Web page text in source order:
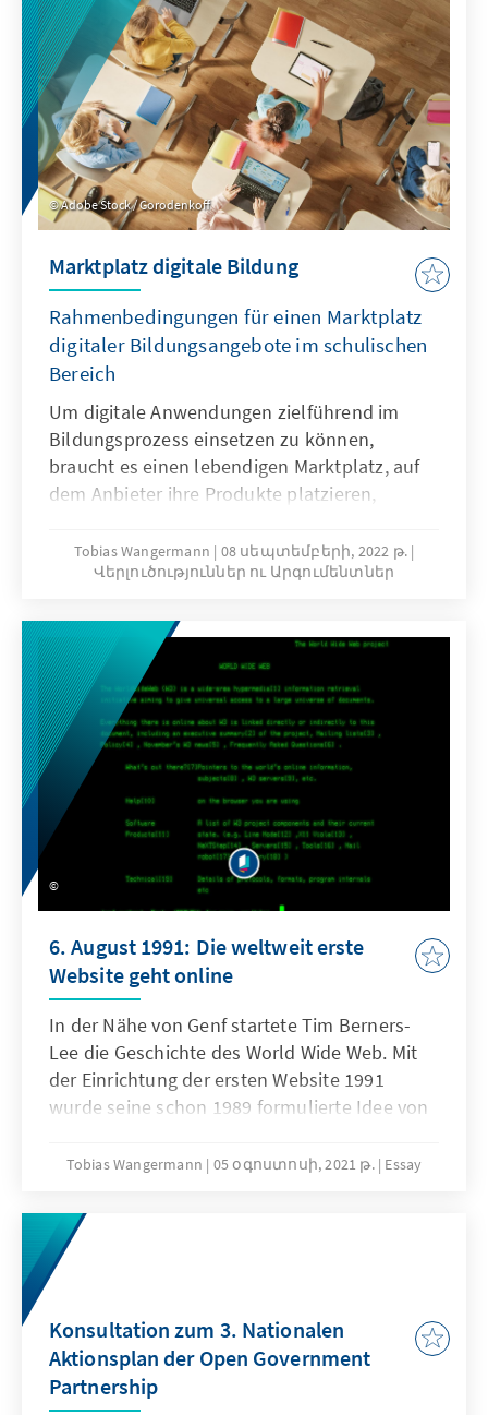
Zugang zu den relevanten Daten gefördert
werden.
Adobe Stock / Gorodenkoff
Marktplatz digitale Bildung
Rahmenbedingungen für einen Marktplatz
digitaler Bildungsangebote im schulischen
Bereich
Um digitale Anwendungen zielführend im
Bildungsprozess einsetzen zu können,
braucht es einen lebendigen Marktplatz, auf
dem Anbieter ihre Produkte platzieren,
Innovationen skalieren können. Die
Rahmenbedingungen dafür werden von
Erfahrungen in der Praxis zeigen: es gibt an
unterschiedlichen Stellen Handlungsbedarf,
um notwendige Voraussetzungen zu schaffen,
Prozesse anzupassen, Verantwortungen und
Standards zu definieren.
Tobias Wangermann
08 սեպտեմբերի, 2022 թ.
Վերլուծություններ ու Արգումենտներ
6. August 1991: Die weltweit erste
Website geht online
In der Nähe von Genf startete Tim Berners-
Lee die Geschichte des World Wide Web. Mit
der Einrichtung der ersten Website 1991
wurde seine schon 1989 formulierte Idee von
Wirklichkeit. Es war eine Innovation, die bis
Information und Wissen digital teilen.
Tobias Wangermann 05 օգոստոսի, 2021 թ. Essay
Konsultation zum 3. Nationalen
Aktionsplan der Open Government
Partnership